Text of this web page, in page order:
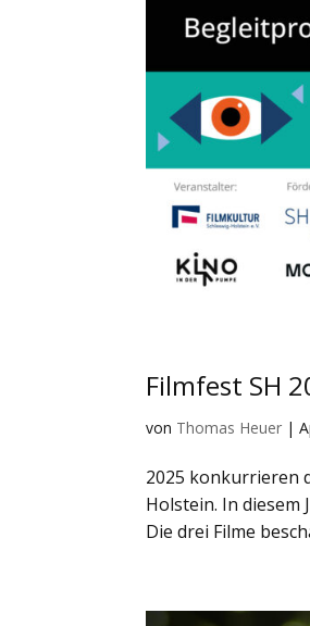
Filmfest SH
von Thomas Heuer |
2025 konkurrieren
Holstein. In
Die drei Filme